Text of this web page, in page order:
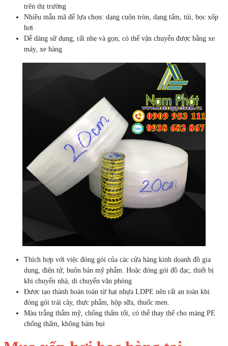
trên thị trường
Nhiều mẫu mã để lựa chọn: dạng cuộn tròn, dạng tấm, túi, bọc xốp
hơi
Dễ dàng sử dụng, rất nhẹ và gọn, có thể vận chuyển được bằng xe
máy, xe hàng
Thích hợp với việc đóng gói của các cửa hàng kinh doanh đồ gia
dụng, điện tử, buôn bán mỹ phẩm. Hoặc đóng gói đồ đạc, thiết bị
khi chuyển nhà, di chuyển văn phòng
Được tạo thành hoàn toàn từ hạt nhựa LDPE nên rất an toàn khi
đóng gói trái cây, thực phẩm, hộp sữa, thuốc men.
Màu trắng thẩm mỹ, chống thấm tốt, có thể thay thế cho màng PE
chống thấm, không bám bụi